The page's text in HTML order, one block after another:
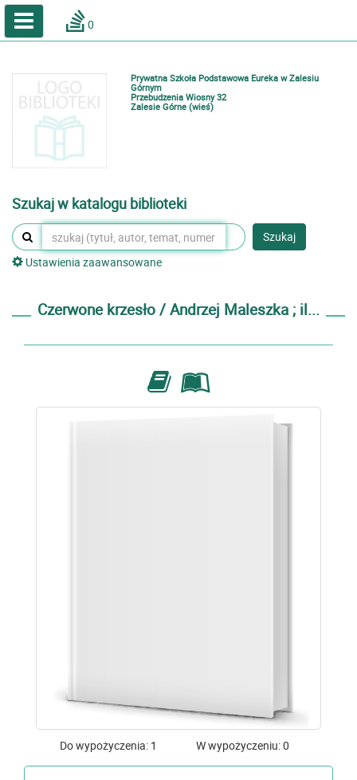
Katalog online biblioteki szkolnej
0
Prywatna Szkoła Podstawowa Eureka w Zalesiu
Górnym
Przebudzenia Wiosny 32
Zalesie Górne (wieś)
Szukaj w katalogu biblioteki
Szukaj
Ustawienia zaawansowane
Czerwone krzesło / Andrzej Maleszka ; il...
Do wypożyczenia: 1 W wypożyczeniu: 0